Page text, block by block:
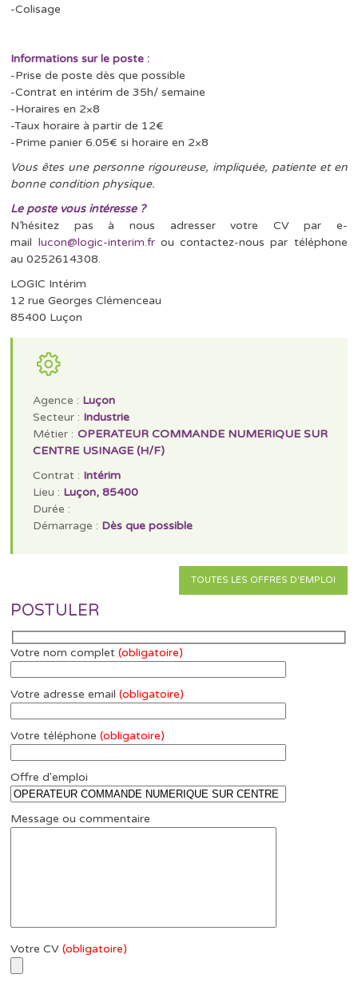
-Colisage
Informations sur le poste :
-Prise de poste dès que possible
-Contrat en intérim de 35h/ semaine
-Horaires en 2×8
-Taux horaire à partir de 12€
-Prime panier 6.05€ si horaire en 2×8
Vous êtes une personne rigoureuse, impliquée, patiente et en
bonne condition physique.
Le poste vous intéresse ?
N’hésitez pas à nous adresser votre CV par e-
mail lucon@logic-interim.frou contactez-nous par téléphone
au 0252614308.
LOGIC Intérim
12 rue Georges Clémenceau
85400 Luçon
Agence : Luçon
Secteur : Industrie
Métier : OPERATEUR COMMANDE NUMERIQUE SUR
CENTRE USINAGE (H/F)
Contrat : Intérim
Lieu : Luçon, 85400
Durée :
Démarrage : Dès que possible
TOUTES LES OFFRES D'EMPLOI
POSTULER
Votre nom complet(obligatoire)
Votre adresse email(obligatoire)
Votre téléphone(obligatoire)
Offre d'emploi
Message ou commentaire
Votre CV(obligatoire)